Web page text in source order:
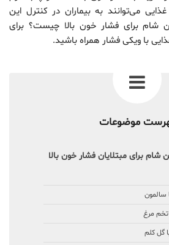
می‌توانند به بیماران در کنترل این
شام برای فشار خون بالا چیست؟ برای
با ویکی فشار همراه باشید.
موضوعات
شام برای مبتلایان فشار خون بالا
سالمون
مرغ
گل کلم